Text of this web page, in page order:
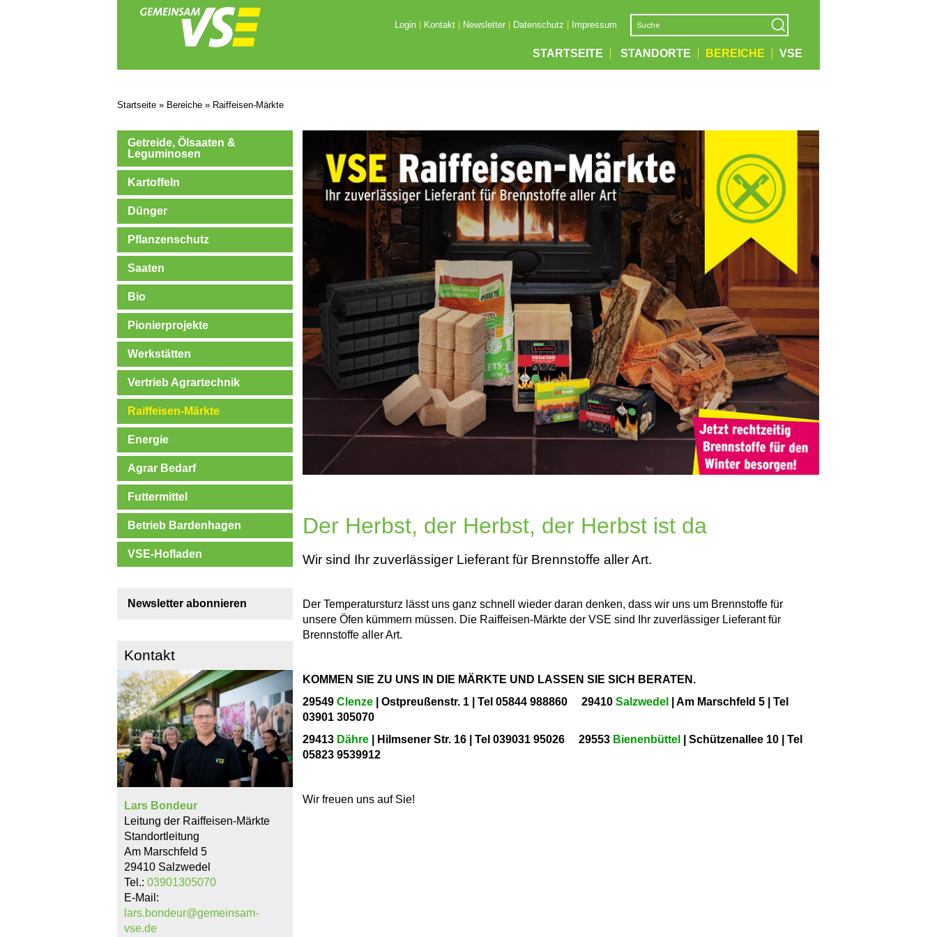
Login| Kontakt| Newsletter| Datenschutz Impressum
STARTSEITE STANDORTE BEREICHE VSE
Startseite » Bereiche » Raiffeisen-Märkte
Getreide, Ölsaaten &
Leguminosen
Kartoffeln
Dünger
Pflanzenschutz
Saaten
Bio
Pionierprojekte
Werkstätten
Vertrieb Agrartechnik
Raiffeisen-Märkte
Energie
Agrar Bedarf
Futtermittel
Betrieb Bardenhagen
VSE-Hofladen
Newsletter abonnieren
Kontakt
Lars Bondeur
Leitung der Raiffeisen-Märkte
Standortleitung
Am Marschfeld 5
29410 Salzwedel
Tel.: 03901305070
E-Mail:
lars.bondeur@gemeinsam-
vse.de
Der Herbst, der Herbst, der Herbst ist da
Wir sind Ihr zuverlässiger Lieferant für Brennstoffe aller Art.
Der Temperatursturz lässt uns ganz schnell wieder daran denken, dass wir uns um Brennstoffe für
unsere Öfen kümmern müssen. Die Raiffeisen-Märkte der VSE sind Ihr zuverlässiger Lieferant für
Brennstoffe aller Art.
KOMMEN SIE ZU UNS IN DIE MÄRKTE UND LASSEN SIE SICH BERATEN.
29549Clenze | Ostpreußenstr. 1 | Tel 05844 988860 29410Salzwedel
| Am Marschfeld 5 | Tel
03901 305070
29413 Dähre | Hilmsener Str. 16 | Tel 039031 95026 29553 Bienenbüttel
| Schützenallee 10 | Tel
05823 9539912
Wir freuen uns auf Sie!